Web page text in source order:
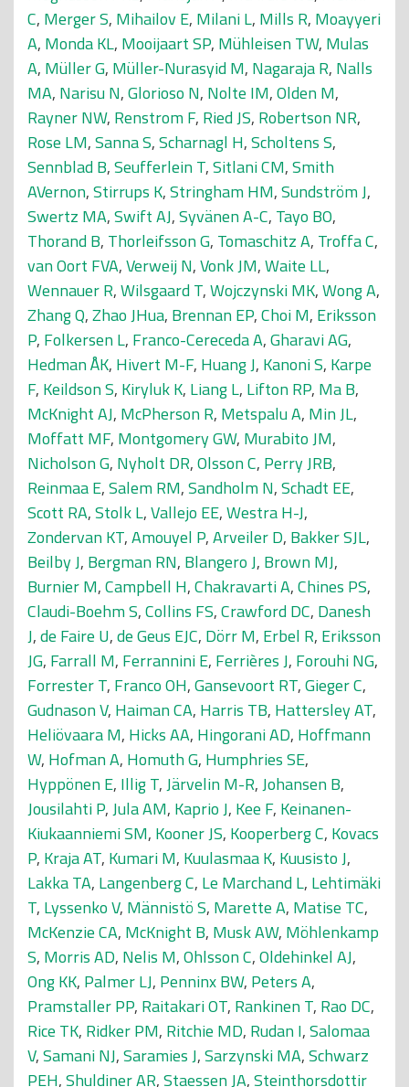
C, Merger S, Mihailov E, Milani L, Mills R, Moayyeri
A, Monda KL, Mooijaart SP, Mühleisen TW, Mulas
A, Müller G, Müller-Nurasyid M, Nagaraja R, Nalls
MA, Narisu N,Glorioso N, Nolte IM,Olden M,
Rayner NW, Renstrom F, Ried JS, Robertson NR,
Rose LM,Sanna S,Scharnagl H,Scholtens S,
Sennblad B,Seufferlein T,Sitlani CM,Smith
AVernon,Stirrups K,Stringham HM,Sundström J,
Swertz MA,Swift AJ,Syvänen A-C, Tayo BO,
Thorand B, Thorleifsson G, Tomaschitz A, Troffa C,
van Oort FVA,Verweij N,Vonk JM,Waite LL,
Wennauer R,Wilsgaard T,Wojczynski MK,Wong A,
Zhang Q,Zhao JHua, Brennan EP,Choi M, Eriksson
P, Folkersen L, Franco-Cereceda A,Gharavi AG,
Hedman ÅK, Hivert M-F, Huang J, Kanoni S, Karpe
F, Keildson S, Kiryluk K, Liang L, Lifton RP, Ma B,
McKnight AJ, McPherson R, Metspalu A, Min JL,
Moffatt MF, Montgomery GW, Murabito JM,
Nicholson G, Nyholt DR,Olsson C, Perry JRB,
Reinmaa E,Salem RM,Sandholm N,Schadt EE,
Scott RA,Stolk L,Vallejo EE,Westra H-J,
Zondervan KT,Amouyel P,Arveiler D, Bakker SJL,
Beilby J, Bergman RN, Blangero J, Brown MJ,
Burnier M,Campbell H,Chakravarti A,Chines PS,
Claudi-Boehm S,Collins FS,Crawford DC, Danesh
J,de Faire U,de Geus EJC, Dörr M, Erbel R, Eriksson
JG, Farrall M, Ferrannini E, Ferrières J, Forouhi NG,
Forrester T, Franco OH,Gansevoort RT,Gieger C,
Gudnason V, Haiman CA, Harris TB, Hattersley AT,
Heliövaara M, Hicks AA, Hingorani AD, Hoffmann
W, Hofman A, Homuth G, Humphries SE,
Hyppönen E, Illig T,Järvelin M-R,Johansen B,
Jousilahti P,Jula AM, Kaprio J, Kee F, Keinanen-
Kiukaanniemi SM, Kooner JS, Kooperberg C, Kovacs
P, Kraja AT, Kumari M, Kuulasmaa K, Kuusisto J,
Lakka TA, Langenberg C, Le Marchand L, Lehtimäki
T, Lyssenko V, Männistö S, Marette A, Matise TC,
McKenzie CA, McKnight B, Musk AW, Möhlenkamp
S, Morris AD, Nelis M,Ohlsson C,Oldehinkel AJ,
Ong KK, Palmer LJ, Penninx BW, Peters A,
Pramstaller PP, Raitakari OT, Rankinen T, Rao DC,
Rice TK, Ridker PM, Ritchie MD, Rudan I,Salomaa
V,Samani NJ,Saramies J,Sarzynski MA,Schwarz
PEH,Shuldiner AR,Staessen JA,Steinthorsdottir